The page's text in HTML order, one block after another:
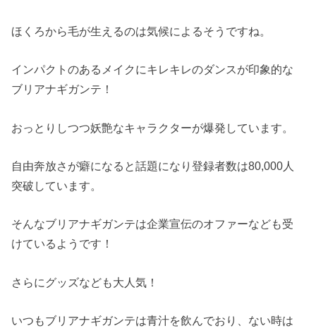
ほくろから毛が生えるのは気候によるそうですね。
インパクトのあるメイクにキレキレのダンスが印象的な
ブリアナギガンテ！
おっとりしつつ妖艶なキャラクターが爆発しています。
自由奔放さが癖になると話題になり登録者数は80,000 人
突破しています。
そんなブリアナギガンテは企業宣伝のオファーなども受
けているようです！
さらにグッズなども大人気！
いつもブリアナギガンテは青汁を飲んでおり、ない時は